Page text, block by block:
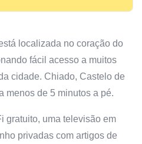
localizada no coração do
fácil acesso a muitos
cidade. Chiado, Castelo de
menos de 5 minutos a pé.
gratuito, uma televisão em
privadas com artigos de